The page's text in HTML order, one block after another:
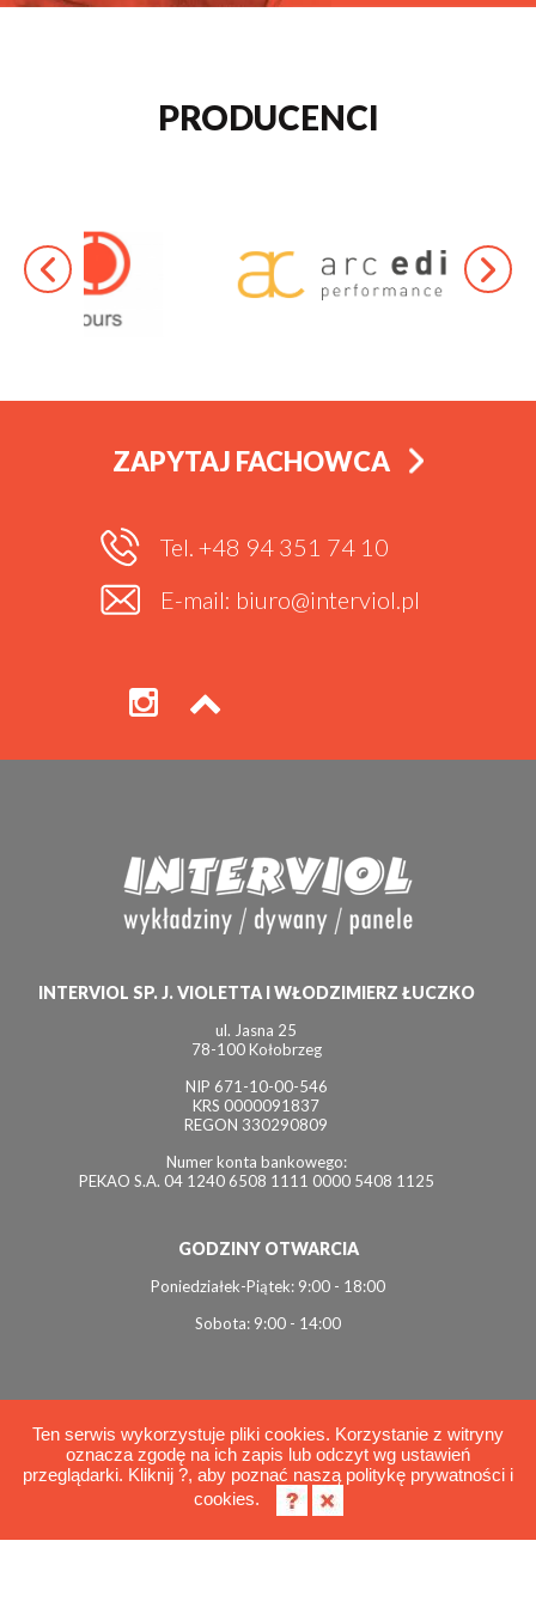
PRODUCENCI
ZAPYTAJ FACHOWCA
Tel. +48 94 351 74 10
E-mail: biuro@interviol.pl
INTERVIOL SP. J. VIOLETTA I WŁODZIMIERZ ŁUCZKO
ul. Jasna 25
78-100 Kołobrzeg
NIP 671-10-00-546
KRS 0000091837
REGON 330290809
Numer konta bankowego:
PEKAO S.A. 04 1240 6508 1111 0000 5408 1125
GODZINY OTWARCIA
Poniedziałek-Piątek: 9:00 - 18:00
Sobota: 9:00 - 14:00
© 2026 Interviol
Polityka cookies
Ten serwis wykorzystuje pliki cookies. Korzystanie z witryny
oznacza zgodę na ich zapis lub odczyt wg ustawień
przeglądarki. Kliknij ?, aby poznać naszą politykę prywatności i
cookies.